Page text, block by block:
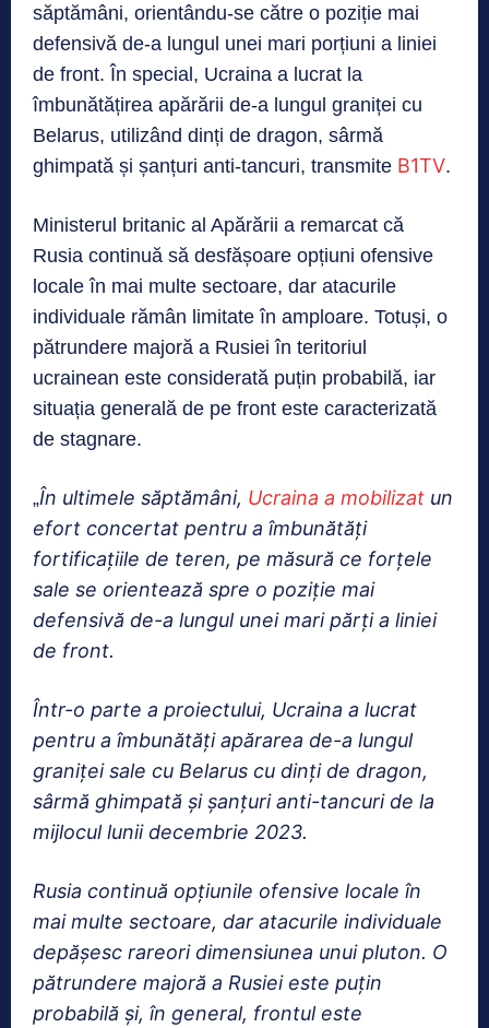
săptămâni, orientându-se către o poziție mai
defensivă de-a lungul unei mari porțiuni a liniei
de front. În special, Ucraina a lucrat la
îmbunătățirea apărării de-a lungul graniței cu
Belarus, utilizând dinți de dragon, sârmă
ghimpată și șanțuri anti-tancuri, transmite B1TV.
Ministerul britanic al Apărării a remarcat că
Rusia continuă să desfășoare opțiuni ofensive
locale în mai multe sectoare, dar atacurile
individuale rămân limitate în amploare. Totuși, o
pătrundere majoră a Rusiei în teritoriul
ucrainean este considerată puțin probabilă, iar
situația generală de pe front este caracterizată
de stagnare.
„În ultimele săptămâni, Ucraina a mobilizat un
efort concertat pentru a îmbunătăți
fortificațiile de teren, pe măsură ce forțele
sale se orientează spre o poziție mai
defensivă de-a lungul unei mari părți a liniei
de front.
Într-o parte a proiectului, Ucraina a lucrat
pentru a îmbunătăți apărarea de-a lungul
graniței sale cu Belarus cu dinți de dragon,
sârmă ghimpată și șanțuri anti-tancuri de la
mijlocul lunii decembrie 2023.
Rusia continuă opțiunile ofensive locale în
mai multe sectoare, dar atacurile individuale
depășesc rareori dimensiunea unui pluton. O
pătrundere majoră a Rusiei este puțin
probabilă și, în general, frontul este